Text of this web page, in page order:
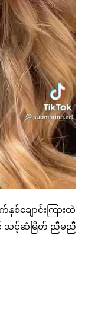
ချောင်းကြားထဲ
သင့်ဆံမြိတ် ညီမညီ